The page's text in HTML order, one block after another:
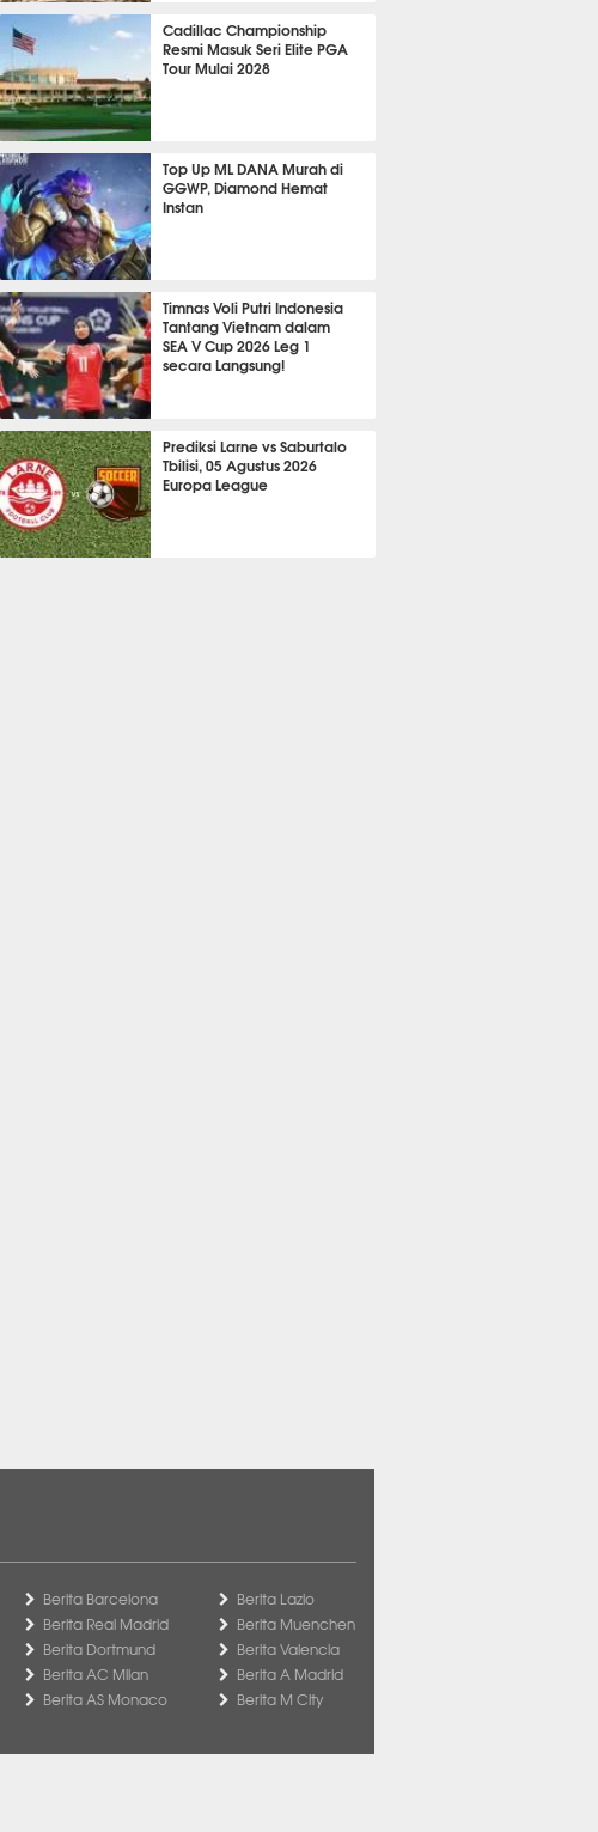
TINJU
Cadillac Championship
Resmi Masuk Seri Elite PGA
Tour Mulai 2028
GOLF
Top Up ML DANA Murah di
GGWP, Diamond Hemat
Instan
ESPORTS
Timnas Voli Putri Indonesia
Tantang Vietnam dalam
SEA V Cup 2026 Leg 1
secara Langsung!
OLAHRAGA LAIN
Prediksi Larne vs Saburtalo
Tbilisi, 05 Agustus 2026
Europa League
Berita Barcelona
Berita Real Madrid
Berita Dortmund
Berita AC Milan
Berita AS Monaco
Berita Lazio
Berita Muenchen
Berita Valencia
Berita A Madrid
Berita M City